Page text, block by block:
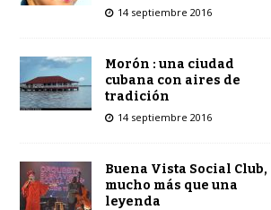
14 septiembre 2016
Morón : una ciudad
cubana con aires de
tradición
14 septiembre 2016
Buena Vista Social Club,
mucho más que una
leyenda